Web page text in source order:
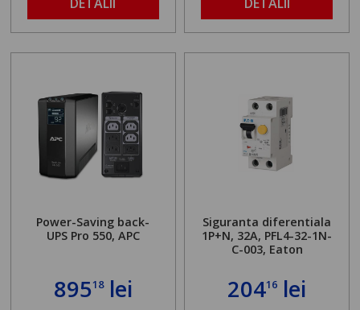
Power-Saving back-
UPS Pro 550, APC
89518lei
Siguranta diferentiala
1P+N, 32A, PFL4-32-1N-
C-003, Eaton
20416 lei